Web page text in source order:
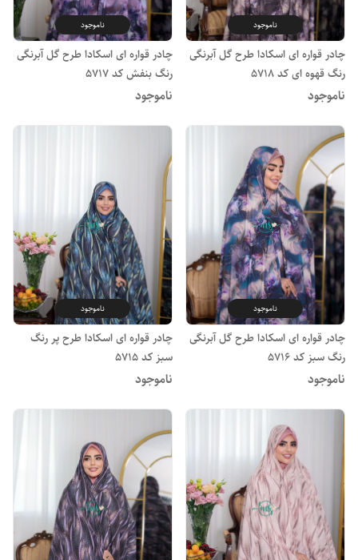
ناموجود
چادر قواره ای اسکادا طرح گل آبرنگی
رنگ قهوه ای کد 5718
ناموجود
ناموجود
چادر قواره ای اسکادا طرح گل آبرنگی
رنگ بنفش کد 5717
ناموجود
ناموجود
چادر قواره ای اسکادا طرح گل آبرنگی
رنگ سبز کد 5716
ناموجود
ناموجود
چادر قواره ای اسکادا طرح پر رنگ
سبز کد 5715
ناموجود